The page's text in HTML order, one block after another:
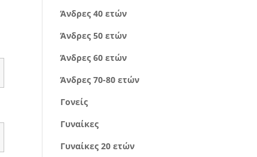
Άνδρες 40 ετών
Άνδρες 50 ετών
Άνδρες 60 ετών
Άνδρες 70-80 ετών
Γονείς
Γυναίκες
Γυναίκες 20 ετών